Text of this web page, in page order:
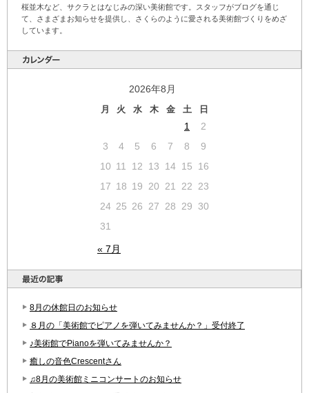
桜並木など、サクラとはなじみの深い美術館です。スタッフがブログを通じ
て、さまざまお知らせを提供し、さくらのように愛される美術館づくりをめざ
しています。
2026年8月
月 火 水 木 金 土 日
« 7月
1
2
3
4 5 6 7 8
9
10 11 12 13 14 15
16
17 18 19 20 21 22
23
24 25 26 27 28 29
30
31
8月の休館日のお知らせ
８月の「美術館でピアノを弾いてみませんか？」受付終了
♪美術館でPianoを弾いてみませんか？
癒しの音色Crescentさん
♫8月の美術館ミニコンサートのお知らせ